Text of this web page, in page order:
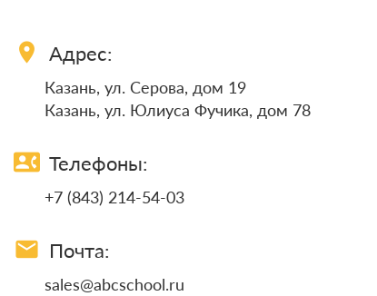
location_on Адрес:
Казань, ул. Серова, дом 19
Казань, ул. Юлиуса Фучика, дом 78
contact_phone Телефоны:
+7 (843) 214-54-03
email Почта:
sales@abcschool.ru